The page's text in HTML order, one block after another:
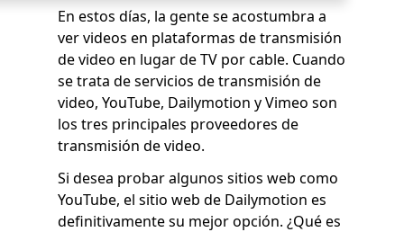
En estos días, la gente se acostumbra a
ver videos en plataformas de transmisión
de video en lugar de TV por cable. Cuando
se trata de servicios de transmisión de
video, YouTube, Dailymotion y Vimeo son
los tres principales proveedores de
transmisión de video.
Si desea probar algunos sitios web como
YouTube, el sitio web de Dailymotion es
definitivamente su mejor opción. ¿Qué es